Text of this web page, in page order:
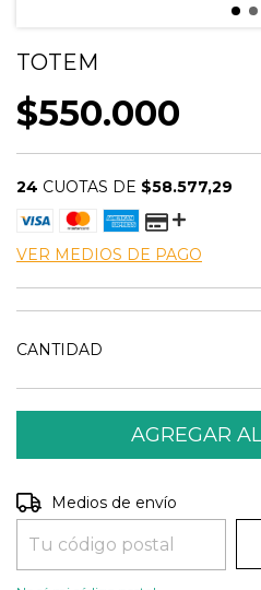
TOTEM
$550.000
24 CUOTAS DE $58.577,29
VER MEDIOS DE PAGO
CANTIDAD
Entregas para el CP:
Medios de envío